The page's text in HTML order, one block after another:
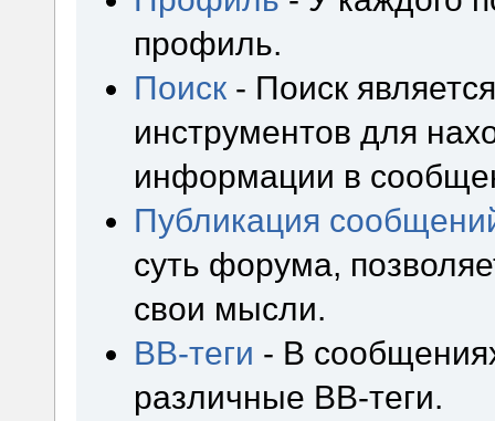
профиль.
Поиск - Поиск
инструментов для
информации в
Публикация
суть форума,
свои мысли.
BB-теги - В
различные BB-теги.